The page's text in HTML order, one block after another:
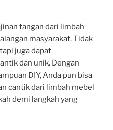
tangan dari limbah
masyarakat. Tidak
juga dapat
dan unik. Dengan
DIY, Anda pun bisa
cantik dari limbah mebel
demi langkah yang